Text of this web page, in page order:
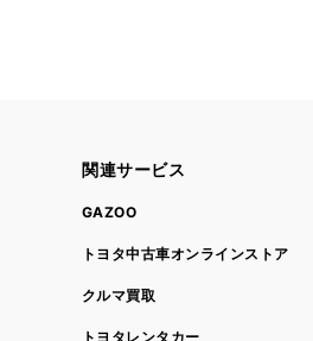
関連サービス
GAZOO
トヨタ中古車オンラインストア
クルマ買取
トヨタレンタカー